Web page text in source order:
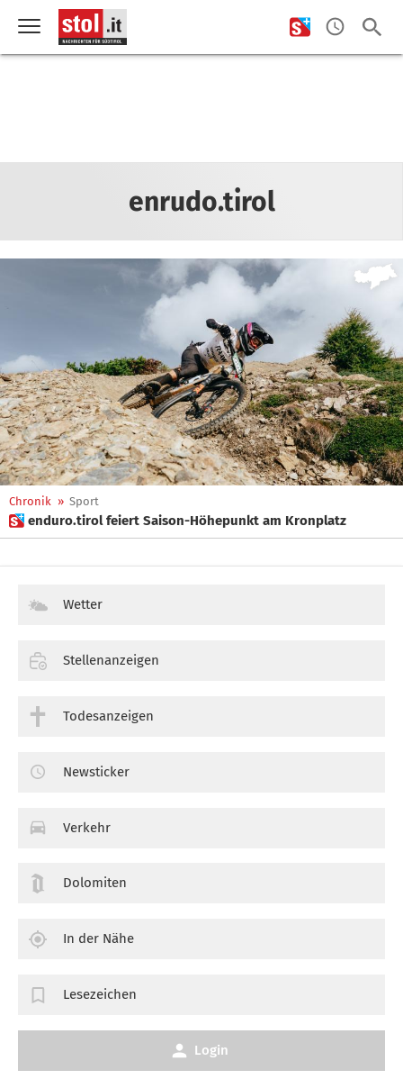
enrudo.tirol
Chronik » Sport
 enduro.tirol feiert Saison-Höhepunkt am Kronplatz
Wetter
Stellenanzeigen
Todesanzeigen
Newsticker
Verkehr
Dolomiten
In der Nähe
Lesezeichen
Login